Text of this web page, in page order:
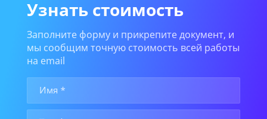
Узнать стоимость
Заполните форму и прикрепите документ, и
мы сообщим точную стоимость всей работы
на email